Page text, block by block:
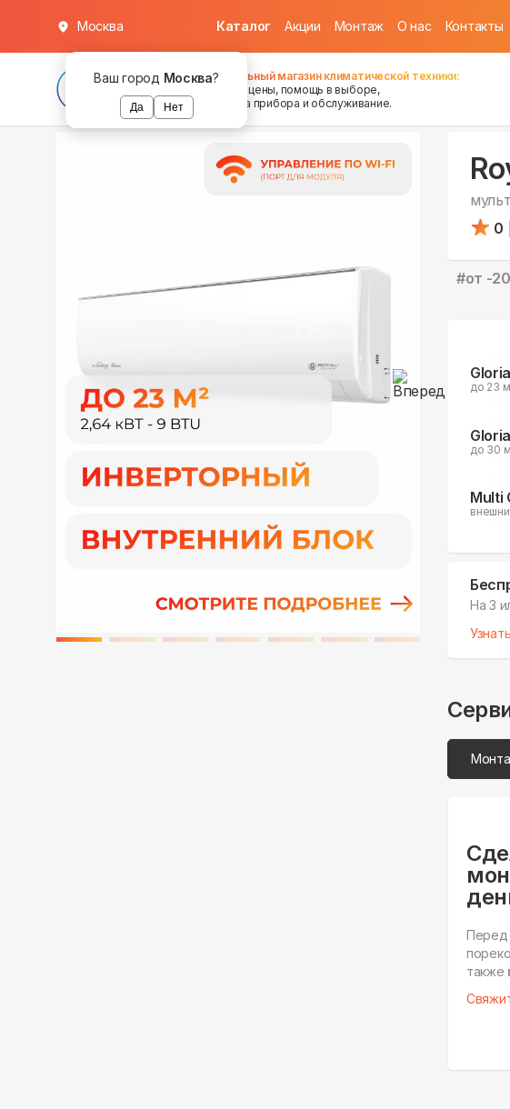
Ваш город Москва?
Да Нет
Москва Каталог Акции Монтаж О нас Контакты
Федеральный магазин климатической техники:
хорошие цены, помощь в выборе,
установка прибора и обслуживание.
0
#от -
до 23
в наличии
до 30
в наличии
Multi
в наличии
На 3
Перед
также